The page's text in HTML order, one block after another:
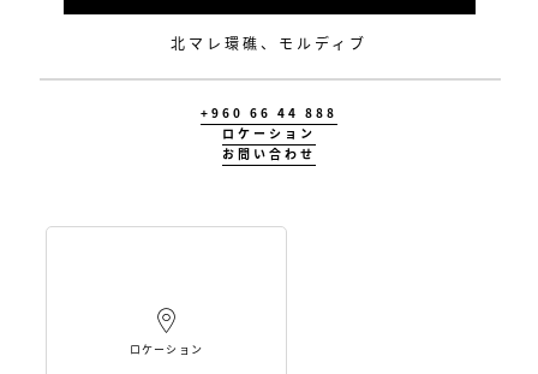
北マレ環礁、モルディブ
+960 66 44 888
ロケーション
お問い合わせ
ロケーション